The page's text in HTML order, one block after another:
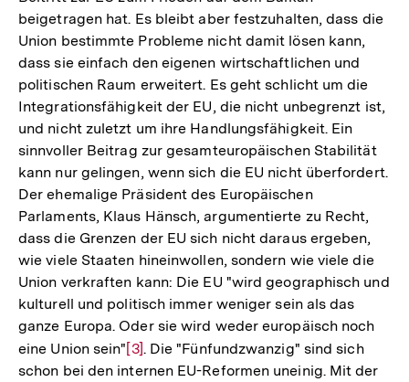
beigetragen hat. Es bleibt aber festzuhalten, dass die
Union bestimmte Probleme nicht damit lösen kann,
dass sie einfach den eigenen wirtschaftlichen und
politischen Raum erweitert. Es geht schlicht um die
Integrationsfähigkeit der EU, die nicht unbegrenzt ist,
und nicht zuletzt um ihre Handlungsfähigkeit. Ein
sinnvoller Beitrag zur gesamteuropäischen Stabilität
kann nur gelingen, wenn sich die EU nicht überfordert.
Der ehemalige Präsident des Europäischen
Parlaments, Klaus Hänsch, argumentierte zu Recht,
dass die Grenzen der EU sich nicht daraus ergeben,
wie viele Staaten hineinwollen, sondern wie viele die
Union verkraften kann: Die EU "wird geographisch und
kulturell und politisch immer weniger sein als das
ganze Europa. Oder sie wird weder europäisch noch
eine Union sein"Zur
Auflösung
[3]. Die "Fünfundzwanzig" sind sich
schon bei den internen EU-Reformen uneinig. Mit der